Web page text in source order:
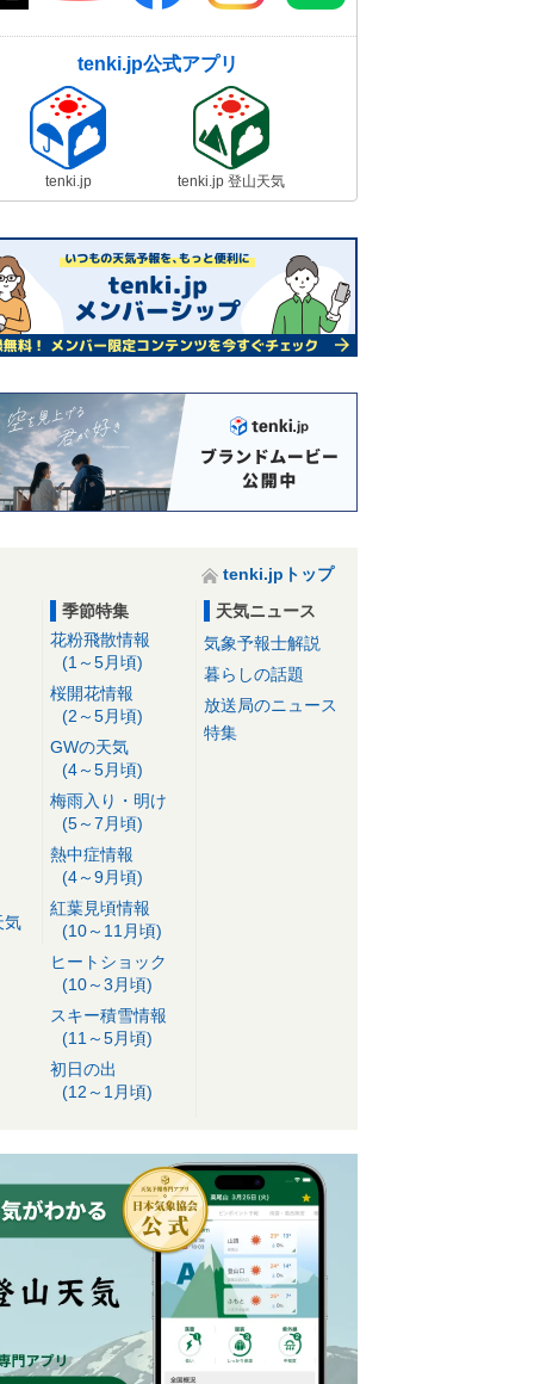
tenki.jp公式アプリ
tenki.jp tenki.jp 登山天気
tenki.jpトップ
気
季節特集
花粉飛散情報
(1～5月頃)
桜開花情報
(2～5月頃)
GWの天気
(4～5月頃)
梅雨入り・明け
(5～7月頃)
熱中症情報
(4～9月頃)
紅葉見頃情報
(10～11月頃)
ヒートショック
(10～3月頃)
スキー積雪情報
(11～5月頃)
初日の出
(12～1月頃)
天気ニュース
気象予報士解説
暮らしの話題
放送局のニュース
特集